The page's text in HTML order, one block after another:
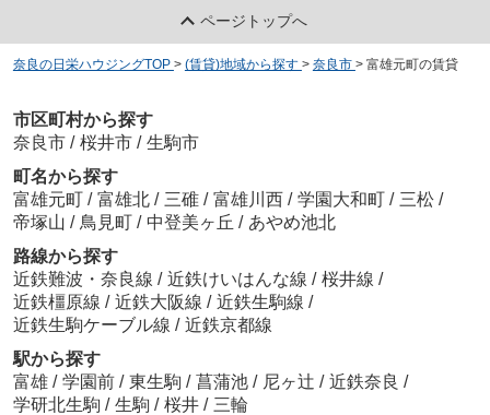
ページトップへ
奈良の日栄ハウジングTOP > (賃貸)地域から探す > 奈良市 > 富雄元町の賃貸
市区町村から探す
奈良市 / 桜井市 / 生駒市
町名から探す
富雄元町 / 富雄北 / 三碓 / 富雄川西 / 学園大和町 / 三松 /
帝塚山 / 鳥見町 / 中登美ヶ丘 / あやめ池北
路線から探す
近鉄難波・奈良線 / 近鉄けいはんな線 / 桜井線 /
近鉄橿原線 / 近鉄大阪線 / 近鉄生駒線 /
近鉄生駒ケーブル線 / 近鉄京都線
駅から探す
富雄 / 学園前 / 東生駒 / 菖蒲池 / 尼ヶ辻 / 近鉄奈良 /
学研北生駒 / 生駒 / 桜井 / 三輪